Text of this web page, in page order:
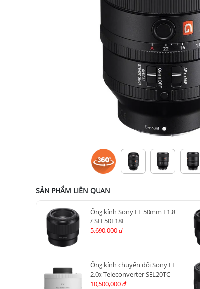
SẢN PHẨM LIÊN QUAN
Ống kính Sony FE 50mm F1.8
/ SEL50F18F
5,690,000 đ
Ống kính chuyển đổi Sony FE
2.0x Teleconverter SEL20TC
10,500,000 đ